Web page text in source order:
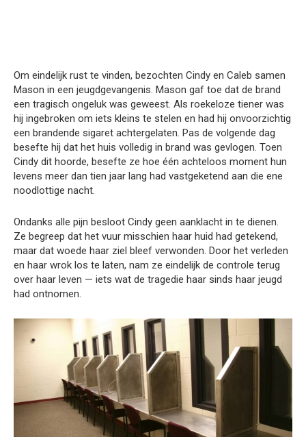
Om eindelijk rust te vinden, bezochten Cindy en Caleb samen
Mason in een jeugdgevangenis. Mason gaf toe dat de brand
een tragisch ongeluk was geweest. Als roekeloze tiener was
hij ingebroken om iets kleins te stelen en had hij onvoorzichtig
een brandende sigaret achtergelaten. Pas de volgende dag
besefte hij dat het huis volledig in brand was gevlogen. Toen
Cindy dit hoorde, besefte ze hoe één achteloos moment hun
levens meer dan tien jaar lang had vastgeketend aan die ene
noodlottige nacht.
Ondanks alle pijn besloot Cindy geen aanklacht in te dienen.
Ze begreep dat het vuur misschien haar huid had getekend,
maar dat woede haar ziel bleef verwonden. Door het verleden
en haar wrok los te laten, nam ze eindelijk de controle terug
over haar leven — iets wat de tragedie haar sinds haar jeugd
had ontnomen.